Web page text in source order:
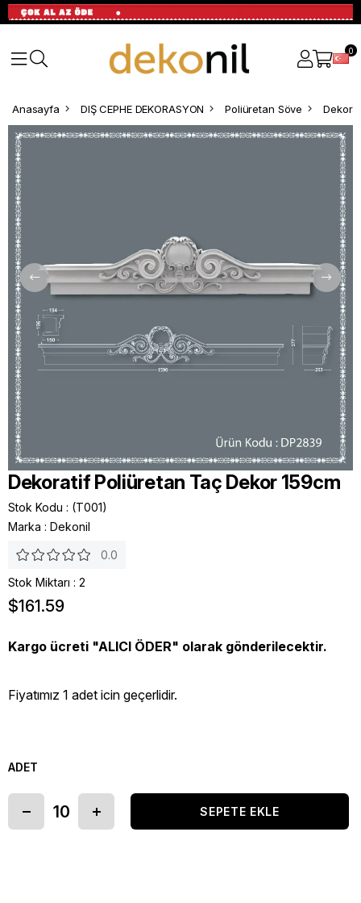
0
Anasayfa DIŞ CEPHE DEKORASYON Poliüretan Söve
Dekoratif Poliüretan Taç Dekor 159cm
Stok Kodu
(T001)
Marka : Dekonil
0.0
Stok Miktarı : 2
$161.59
Kargo ücreti "ALICI ÖDER" olarak gönderilecektir.
Fiyatımız 1 adet icin geçerlidir.
ADET